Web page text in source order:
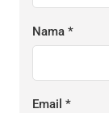
Nama *
Email *